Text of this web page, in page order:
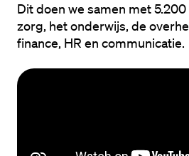
Dit doen we samen met
zorg, het onderwijs, de
finance, HR en communicatie.